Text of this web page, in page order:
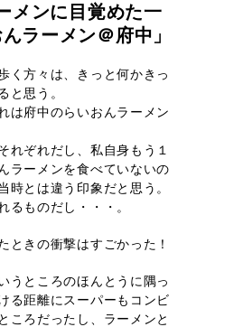
メンに目覚めた一
ラーメン＠府中」
く方々は、きっと何かきっ
と思う。
は府中のらいおんラーメン
れぞれだし、私自身もう１
ラーメンを食べていないの
時とは違う印象だと思う。
るものだし・・・。
ときの衝撃はすごかった！
うところのほんとうに隅っ
る距離にスーパーもコンビ
ころだったし、ラーメンと